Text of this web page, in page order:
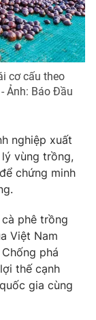
bằng AI
cơ cấu theo
Ảnh: Báo Đầu
nghiệp xuất
vùng trồng,
chứng minh
phê trồng
Việt Nam
phá
thế cạnh
gia cùng